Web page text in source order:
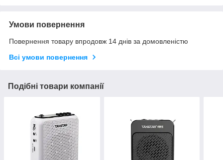
Умови повернення
Повернення товару впродовж 14 днів за домовленістю
Всі умови повернення
Подібні товари компанії